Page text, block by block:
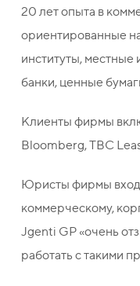
20 лет опыта в
ориентированные
институты, местные
банки, ценные
Клиенты фирмы
Bloomberg, TBC
Юристы фирмы
коммерческому,
Jgenti GP «очень
работать с такими